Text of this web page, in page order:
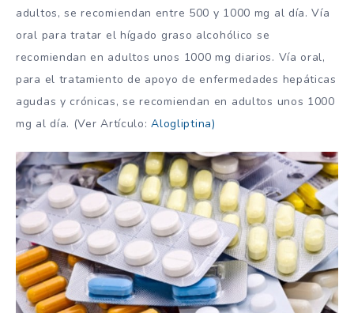
adultos, se recomiendan entre 500 y 1000 mg al día. Vía
oral para tratar el hígado graso alcohólico se
recomiendan en adultos unos 1000 mg diarios. Vía oral,
para el tratamiento de apoyo de enfermedades hepáticas
agudas y crónicas, se recomiendan en adultos unos 1000
mg al día. (Ver Artículo:Alogliptina)